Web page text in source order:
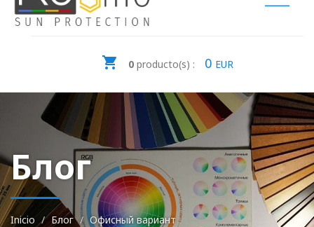
0 producto(s) : 0 EUR
Блог
Inicio Блог
Офисный вариант